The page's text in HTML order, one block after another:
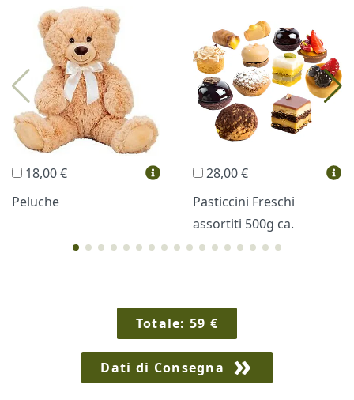
I più scelti
Profumi Collane Lussoni®
Trudi® THUN®
Regali Personalizzati
18,00 €
Peluche
28,00 €
Pasticcini Freschi
assortiti 500g ca.
Totale:59 €
Dati di Consegna